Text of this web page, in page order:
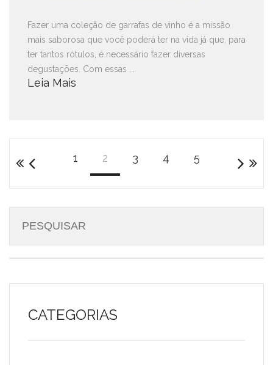
Fazer uma coleção de garrafas de vinho é a missão
mais saborosa que você poderá ter na vida já que, para
ter tantos rótulos, é necessário fazer diversas
degustações. Com essas ...
Leia Mais
1 2 3 4 5
CATEGORIAS